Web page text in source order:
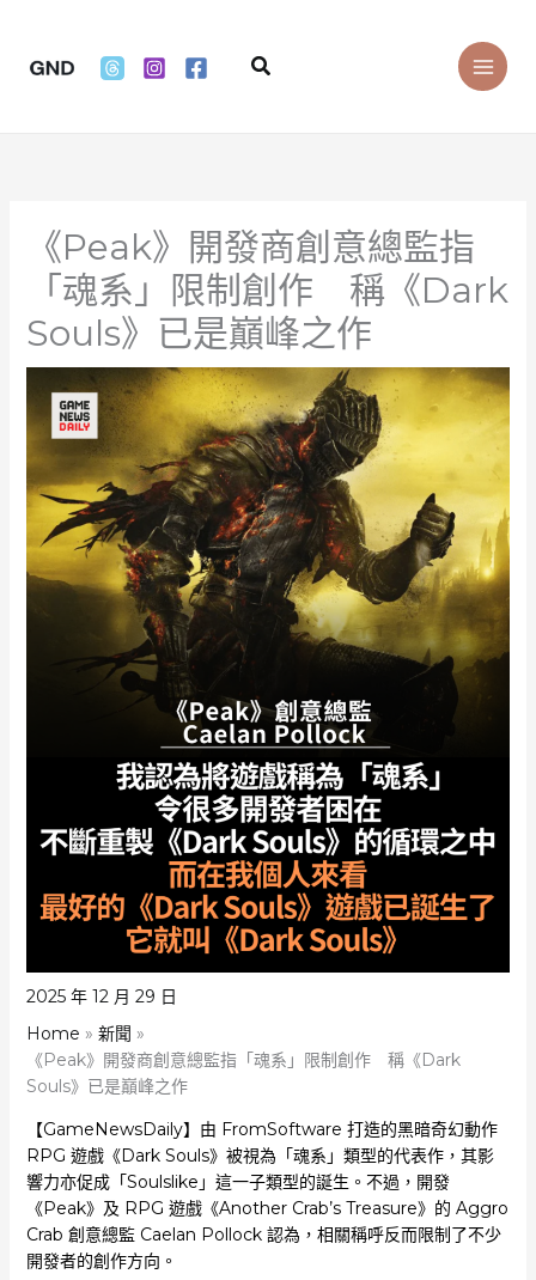
content
Search
《Peak》開發商創意總監指
「魂系」限制創作 稱《Dark
Souls》已是巔峰之作
2025 年 12 月 29 日
Home
新聞
《Peak》開發商創意總監指「魂系」限制創作 稱《Dark
Souls》已是巔峰之作
【GameNewsDaily】由 FromSoftware 打造的黑暗奇幻動作
RPG 遊戲《Dark Souls》被視為「魂系」類型的代表作，其影
響力亦促成「Soulslike」這一子類型的誕生。不過，開發
《Peak》及 RPG 遊戲《Another Crab’s Treasure》的 Aggro
Crab 創意總監 Caelan Pollock 認為，相關稱呼反而限制了不少
開發者的創作方向。